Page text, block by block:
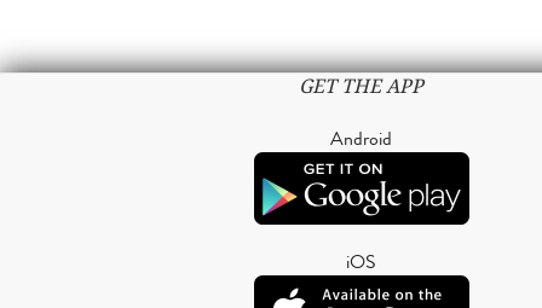
GET THE APP
Android
iOS